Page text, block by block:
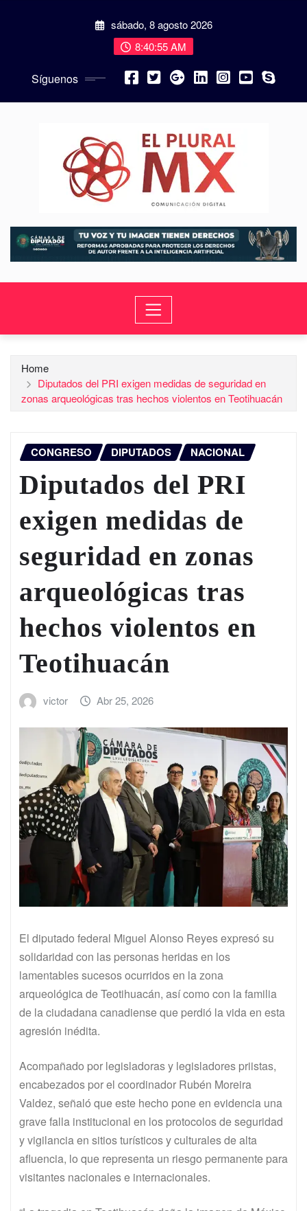
sábado, 8 agosto 2026
8:40:57 AM
Síguenos
Home
Diputados del PRI exigen medidas de seguridad en
zonas arqueológicas tras hechos violentos en Teotihuacán
CONGRESO DIPUTADOS NACIONAL
Diputados del PRI
exigen medidas de
seguridad en zonas
arqueológicas tras
hechos violentos en
Teotihuacán
victor Abr 25, 2026
El diputado federal Miguel Alonso Reyes expresó su
solidaridad con las personas heridas en los
lamentables sucesos ocurridos en la zona
arqueológica de Teotihuacán, así como con la familia
de la ciudadana canadiense que perdió la vida en esta
agresión inédita.
Acompañado por legisladoras y legisladores priistas,
encabezados por el coordinador Rubén Moreira
Valdez, señaló que este hecho pone en evidencia una
grave falla institucional en los protocolos de seguridad
y vigilancia en sitios turísticos y culturales de alta
afluencia, lo que representa un riesgo permanente para
visitantes nacionales e internacionales.